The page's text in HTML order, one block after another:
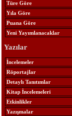
Türe Göre
Yıla Göre
Puana Göre
Yeni Yayımlanacaklar
Yazılar
İncelemeler
Röportajlar
Detaylı Tanıtımlar
Kitap İncelemeleri
Etkinlikler
Yazışmalar